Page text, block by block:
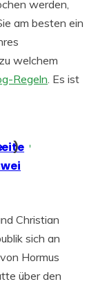
werden,
am besten ein
welchem
Regeln. Es ist
)
Christian
sich an
Hormus
über den